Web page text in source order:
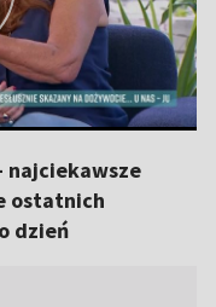
najciekawsze
ostatnich
dzień